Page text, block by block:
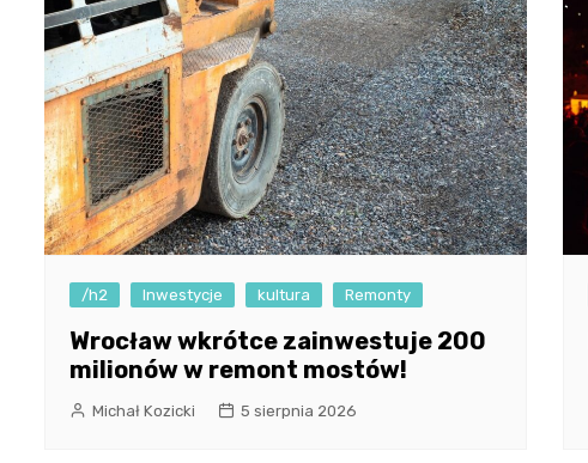
/h2 Inwestycje kultura Remonty
Wrocław wkrótce zainwestuje 200
milionów w remont mostów!
Michał Kozicki 5 sierpnia 2026